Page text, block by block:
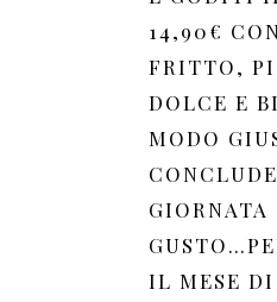
14,90€
FRITTO,
DOLCE E
MODO
GIORNATA
IL MESE DI